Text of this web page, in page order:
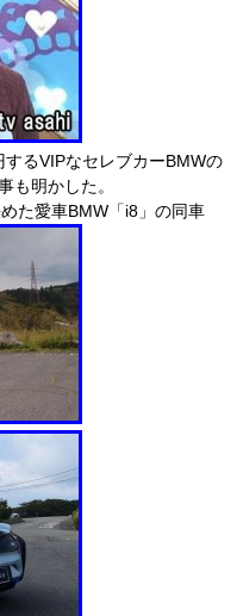
るVIPなセレブカーBMWの
も明かした。
た愛車BMW「i8」の同車